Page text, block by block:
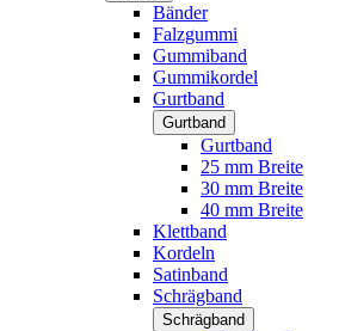
Bänder
Falzgummi
Gummiband
Gummikordel
Gurtband
Gurtband
Gurtband
25 mm Breite
30 mm Breite
40 mm Breite
Klettband
Kordeln
Satinband
Schrägband
Schrägband